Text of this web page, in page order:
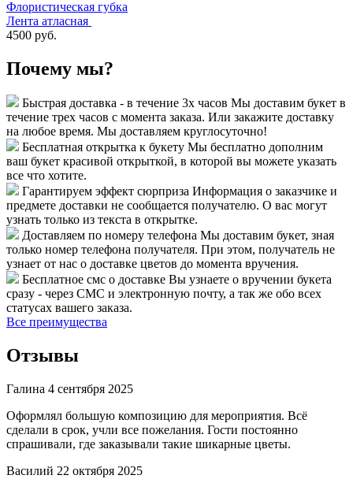
Флористическая губка
Лента атласная
4500 руб.
Почему мы?
Быстрая доставка - в течение 3х часов Мы доставим букет в
течение трех часов с момента заказа. Или закажите доставку
на любое время. Мы доставляем круглосуточно!
Бесплатная открытка к букету Мы бесплатно дополним
ваш букет красивой открыткой, в которой вы можете указать
все что хотите.
Гарантируем эффект сюрприза Информация о заказчике и
предмете доставки не сообщается получателю. О вас могут
узнать только из текста в открытке.
Доставляем по номеру телефона Мы доставим букет, зная
только номер телефона получателя. При этом, получатель не
узнает от нас о доставке цветов до момента вручения.
Бесплатное смс о доставке Вы узнаете о вручении букета
сразу - через СМС и электронную почту, а так же обо всех
статусах вашего заказа.
Все преимущества
Отзывы
Галина 4 сентября 2025
Оформлял большую композицию для мероприятия. Всё
сделали в срок, учли все пожелания. Гости постоянно
спрашивали, где заказывали такие шикарные цветы.
Василий 22 октября 2025